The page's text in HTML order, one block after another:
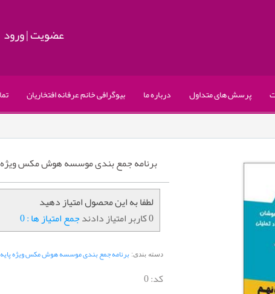
عضویت|ورود
پرسش های متداول درباره ما بیوگرافی خانم عرفانه افتخاریان
برنامه جمع بندی موسسه هوش مکس
لطفا به این محصول امتیاز دهید
0 کاربر امتیاز دادند
جمع امتیاز ها : 0
دسته بندی: برنامه جمع بندی موسسه هوش مکس ویژه
کد:0